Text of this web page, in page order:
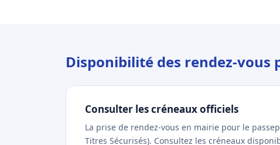
Disponibilité des rendez-vous
Consulter les créneaux officiels
La prise de rendez-vous en mairie pour le
Titres Sécurisés). Consultez les créneaux